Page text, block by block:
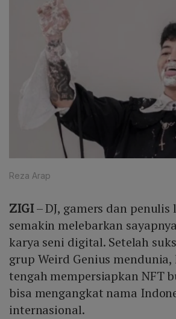
Reza Arap
ZIGI– DJ, gamers dan penulis
semakin melebarkan
karya seni digital. Setelah
grup Weird Genius mendunia,
tengah mempersiapkan NFT
bisa mengangkat nama
internasional.